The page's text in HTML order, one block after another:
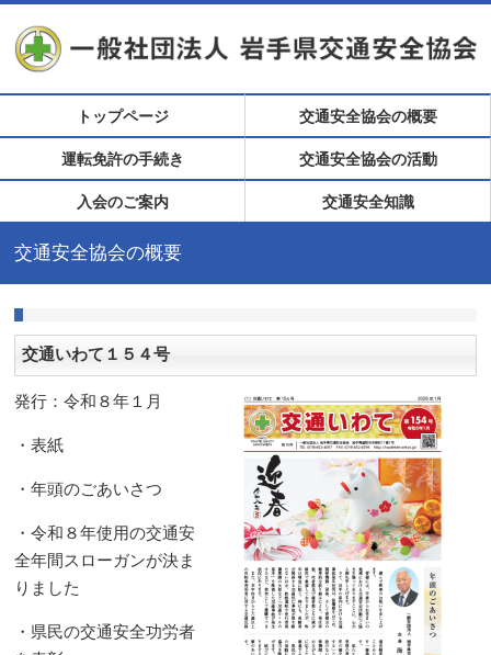
トップページ 交通安全協会の概要
運転免許の手続き 交通安全協会の活動
入会のご案内 交通安全知識
交通安全協会の概要
交通いわて１５４号
発行：令和８年１月
・表紙
・年頭のごあいさつ
・令和８年使用の交通安
全年間スローガンが決ま
りました
・県民の交通安全功労者